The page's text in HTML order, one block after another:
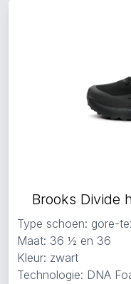
Brooks Divide
Type schoen: gore-
Maat: 36 ½ en 36
Kleur: zwart
Technologie: DNA